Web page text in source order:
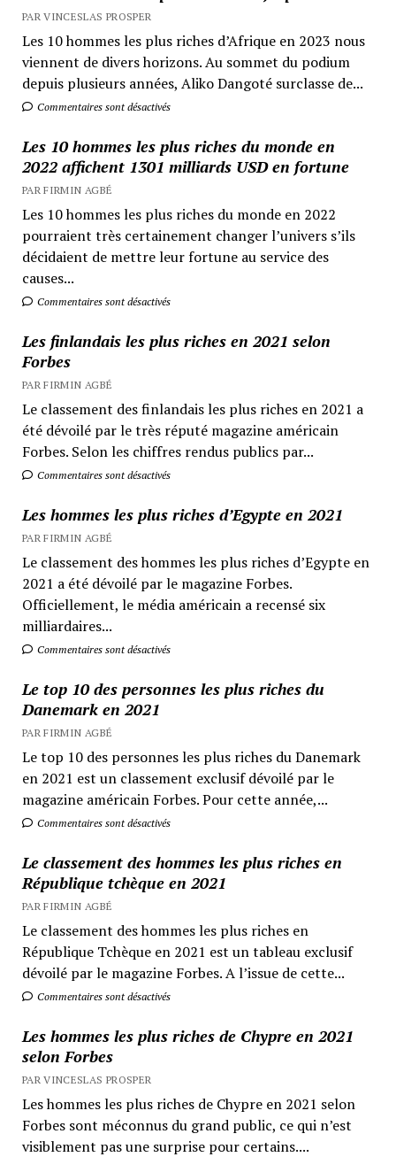
PAR VINCESLAS PROSPER
Les 10 hommes les plus riches d’Afrique en 2023 nous
viennent de divers horizons. Au sommet du podium
depuis plusieurs années, Aliko Dangoté surclasse de...
Commentaires sont désactivés
Les 10 hommes les plus riches du monde en
2022 affichent 1301 milliards USD en fortune
PAR FIRMIN AGBÉ
Les 10 hommes les plus riches du monde en 2022
pourraient très certainement changer l’univers s’ils
décidaient de mettre leur fortune au service des
causes...
Commentaires sont désactivés
Les finlandais les plus riches en 2021 selon
Forbes
PAR FIRMIN AGBÉ
Le classement des finlandais les plus riches en 2021 a
été dévoilé par le très réputé magazine américain
Forbes. Selon les chiffres rendus publics par...
Commentaires sont désactivés
Les hommes les plus riches d’Egypte en 2021
PAR FIRMIN AGBÉ
Le classement des hommes les plus riches d’Egypte en
2021 a été dévoilé par le magazine Forbes.
Officiellement, le média américain a recensé six
milliardaires...
Commentaires sont désactivés
Le top 10 des personnes les plus riches du
Danemark en 2021
PAR FIRMIN AGBÉ
Le top 10 des personnes les plus riches du Danemark
en 2021 est un classement exclusif dévoilé par le
magazine américain Forbes. Pour cette année,...
Commentaires sont désactivés
Le classement des hommes les plus riches en
République tchèque en 2021
PAR FIRMIN AGBÉ
Le classement des hommes les plus riches en
République Tchèque en 2021 est un tableau exclusif
dévoilé par le magazine Forbes. A l’issue de cette...
Commentaires sont désactivés
Les hommes les plus riches de Chypre en 2021
selon Forbes
PAR VINCESLAS PROSPER
Les hommes les plus riches de Chypre en 2021 selon
Forbes sont méconnus du grand public, ce qui n’est
visiblement pas une surprise pour certains....